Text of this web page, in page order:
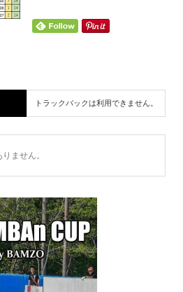
トラックバックは利用できません。
ません。